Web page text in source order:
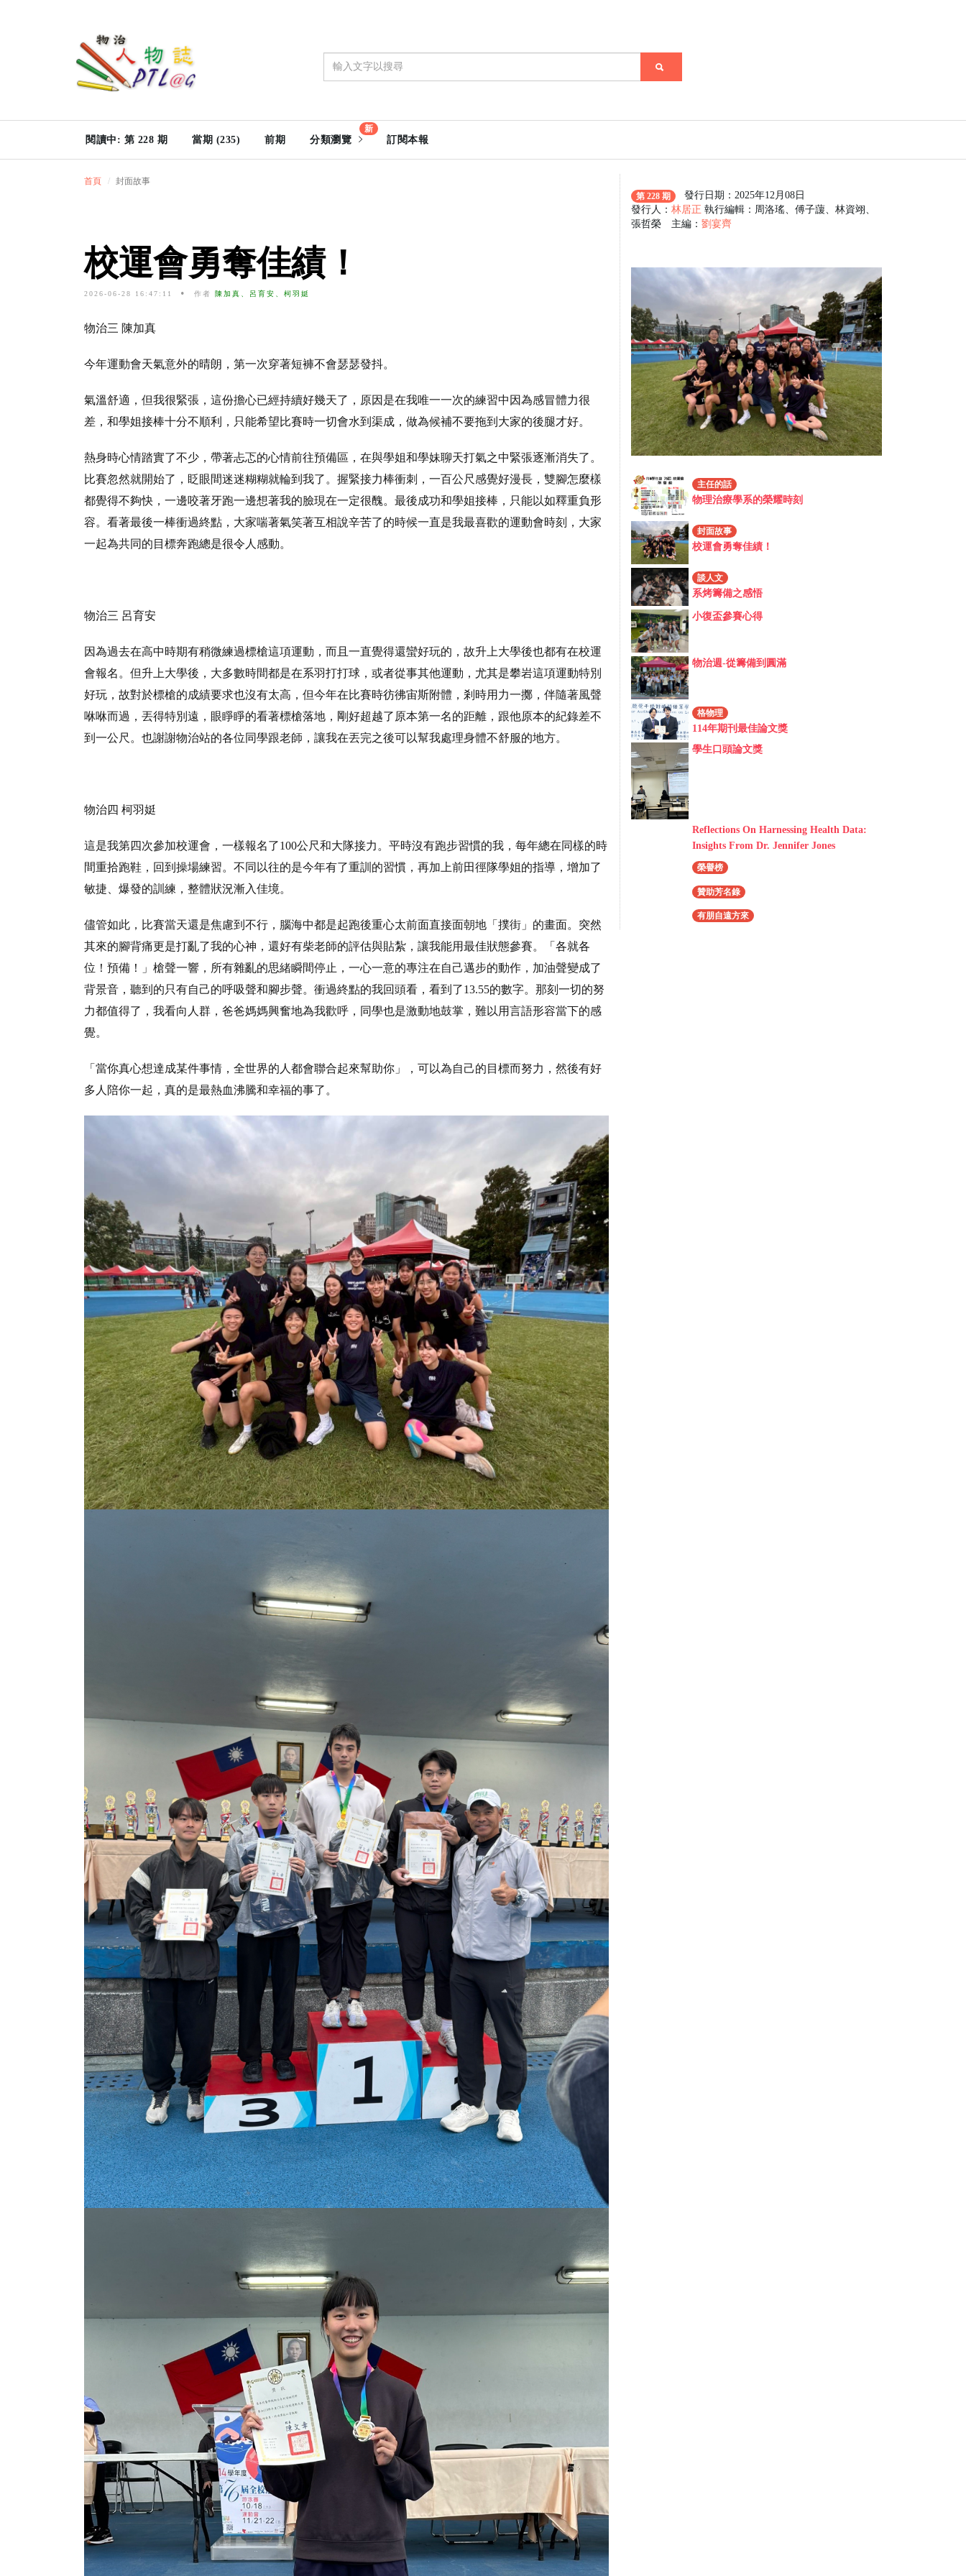
閱讀中: 第 228 期 當期 (235) 前期 分類瀏覽
新
訂閱本報
首頁 封面故事
校運會勇奪佳績！
2026-06-28 16:47:11 作者 陳加真、呂育安、柯羽娗
物治三 陳加真
今年運動會天氣意外的晴朗，第一次穿著短褲不會瑟瑟發抖。
氣溫舒適，但我很緊張，這份擔心已經持續好幾天了，原因是在我唯一一次的練習中因為感冒體力很
差，和學姐接棒十分不順利，只能希望比賽時一切會水到渠成，做為候補不要拖到大家的後腿才好。
熱身時心情踏實了不少，帶著忐忑的心情前往預備區，在與學姐和學妹聊天打氣之中緊張逐漸消失了。
比賽忽然就開始了，眨眼間迷迷糊糊就輪到我了。握緊接力棒衝刺，一百公尺感覺好漫長，雙腳怎麼樣
都覺得不夠快，一邊咬著牙跑一邊想著我的臉現在一定很醜。最後成功和學姐接棒，只能以如釋重負形
容。看著最後一棒衝過終點，大家喘著氣笑著互相說辛苦了的時候一直是我最喜歡的運動會時刻，大家
一起為共同的目標奔跑總是很令人感動。
物治三 呂育安
因為過去在高中時期有稍微練過標槍這項運動，而且一直覺得還蠻好玩的，故升上大學後也都有在校運
會報名。但升上大學後，大多數時間都是在系羽打打球，或者從事其他運動，尤其是攀岩這項運動特別
好玩，故對於標槍的成績要求也沒有太高，但今年在比賽時彷彿宙斯附體，剎時用力一擲，伴隨著風聲
咻咻而過，丟得特別遠，眼睜睜的看著標槍落地，剛好超越了原本第一名的距離，跟他原本的紀錄差不
到一公尺。也謝謝物治站的各位同學跟老師，讓我在丟完之後可以幫我處理身體不舒服的地方。
物治四 柯羽娗
這是我第四次參加校運會，一樣報名了100公尺和大隊接力。平時沒有跑步習慣的我，每年總在同樣的時
間重拾跑鞋，回到操場練習。不同以往的是今年有了重訓的習慣，再加上前田徑隊學姐的指導，增加了
敏捷、爆發的訓練，整體狀況漸入佳境。
儘管如此，比賽當天還是焦慮到不行，腦海中都是起跑後重心太前面直接面朝地「撲街」的畫面。突然
其來的腳背痛更是打亂了我的心神，還好有柴老師的評估與貼紮，讓我能用最佳狀態參賽。「各就各
位！預備！」槍聲一響，所有雜亂的思緒瞬間停止，一心一意的專注在自己邁步的動作，加油聲變成了
背景音，聽到的只有自己的呼吸聲和腳步聲。衝過終點的我回頭看，看到了13.55的數字。那刻一切的努
力都值得了，我看向人群，爸爸媽媽興奮地為我歡呼，同學也是激動地鼓掌，難以用言語形容當下的感
覺。
「當你真心想達成某件事情，全世界的人都會聯合起來幫助你」，可以為自己的目標而努力，然後有好
多人陪你一起，真的是最熱血沸騰和幸福的事了。
第 228 期
發行日期：2025年12月08日
發行人： 林居正 執行編輯：周洛瑤、傅子蘐、林資翊、
張哲榮 主編： 劉宴齊
主任的話
物理治療學系的榮耀時刻
封面故事
校運會勇奪佳績！
談人文
系烤籌備之感悟
小復盃參賽心得
物治週-從籌備到圓滿
格物理
114年期刊最佳論文獎
學生口頭論文獎
Reflections On Harnessing Health Data:
Insights From Dr. Jennifer Jones
榮譽榜
贊助芳名錄
有朋自遠方來